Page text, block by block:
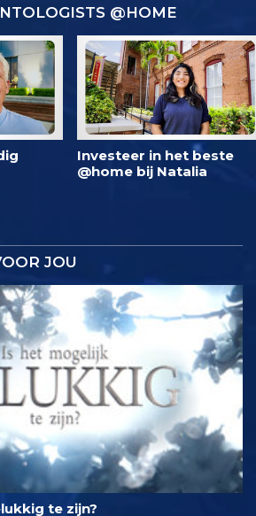
@HOME
Investeer in het beste
@home bij Natalia
JOU
te zijn?